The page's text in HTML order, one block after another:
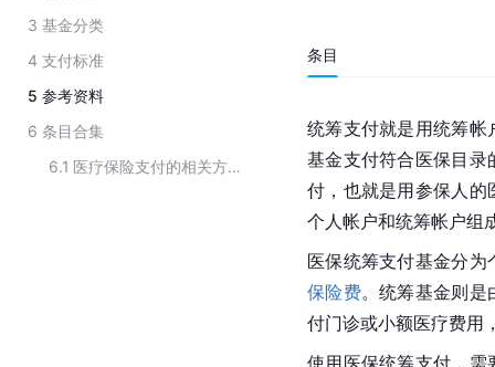
3 基金分类
4 支付标准
5 参考资料
6 条目合集
6.1
医疗保险支付的相关方式
条目
统筹支付就是用统筹帐
基金支付符合医保目录
付，也就是用参保人的
个人帐户和统筹帐户组
医保统筹支付基金分为
保险费。统筹基金则是
付门诊或小额医疗费用
使用医保统筹支付，需